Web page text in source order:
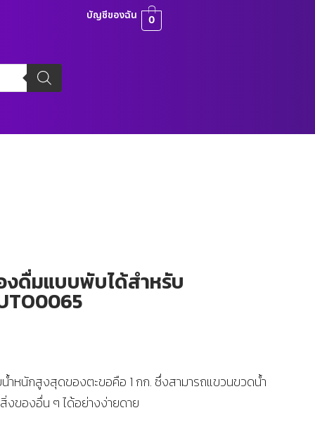
บัญชีของฉัน 0
งดื่มแบบพับได้สําหรับ
น้ำหนักสูงสุดของตะขอคือ 1 กก. ซึ่งสามารถแขวนขวดน้ำ
งของอื่น ๆ ได้อย่างง่ายดาย